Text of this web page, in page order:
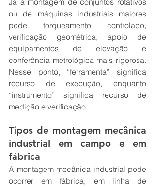
Já a montagem de conjuntos rotativos
ou de máquinas industriais maiores
pede torqueamento controlado,
verificação geométrica, apoio de
equipamentos de elevação e
conferência metrológica mais rigorosa.
Nesse ponto, “ferramenta” significa
recurso de execução, enquanto
“instrumento” significa recurso de
medição e verificação.
Tipos de montagem mecânica
industrial em campo e em
fábrica
A montagem mecânica industrial pode
ocorrer em fábrica, em linha de